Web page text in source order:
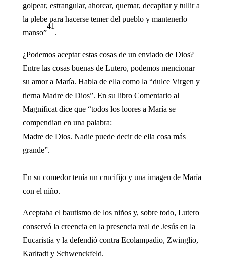
golpear, estrangular, ahorcar, quemar, decapitar y tullir a
la plebe para hacerse temer del pueblo y mantenerlo
manso”
41
.
¿Podemos aceptar estas cosas de un enviado de Dios?
Entre las cosas buenas de Lutero, podemos mencionar
su amor a María. Habla de ella como la “dulce Virgen y
tierna Madre de Dios”. En su libro Comentario al
Magnificat dice que “todos los loores a María se
compendian en una palabra:
Madre de Dios. Nadie puede decir de ella cosa más
grande”.
En su comedor tenía un crucifijo y una imagen de María
con el niño.
Aceptaba el bautismo de los niños y, sobre todo, Lutero
conservó la creencia en la presencia real de Jesús en la
Eucaristía y la defendió contra Ecolampadio, Zwinglio,
Karltadt y Schwenckfeld.